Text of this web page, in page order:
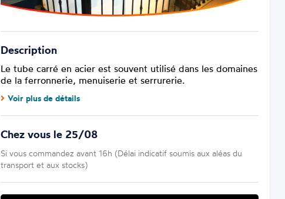
Description
Le tube carré en acier est souvent utilisé dans les domaines
de la ferronnerie, menuiserie et serrurerie.
Voir plus de détails
Chez vous le 25/08
Si vous commandez avant 16h (Délai indicatif soumis aux aléas du
transport et aux stocks)